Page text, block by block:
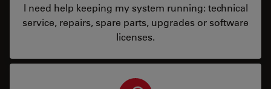
I need help keeping my system running: technical
service, repairs, spare parts, upgrades or software
licenses.